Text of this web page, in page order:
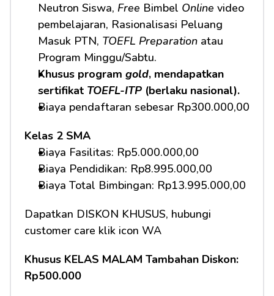
Neutron Siswa, Free Bimbel Online video
pembelajaran, Rasionalisasi Peluang
Masuk PTN, TOEFL Preparation atau
Program Minggu/Sabtu.
Khusus program gold, mendapatkan
sertifikat TOEFL-ITP (berlaku nasional).
Biaya pendaftaran sebesar Rp300.000,00
Kelas 2 SMA
Biaya Fasilitas: Rp5.000.000,00
Biaya Pendidikan: Rp8.995.000,00
Biaya Total Bimbingan: Rp13.995.000,00
Dapatkan DISKON KHUSUS, hubungi
customer care klik icon WA
Khusus KELAS MALAM Tambahan Diskon:
Rp500.000